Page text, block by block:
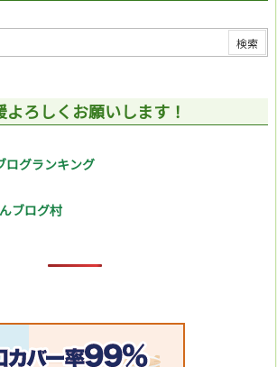
よろしくお願いします！
ログランキング
ブログ村